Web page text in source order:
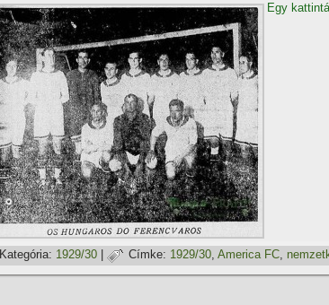
Egy
Kategória: 1929/30 Címke: 1929/30, America FC,